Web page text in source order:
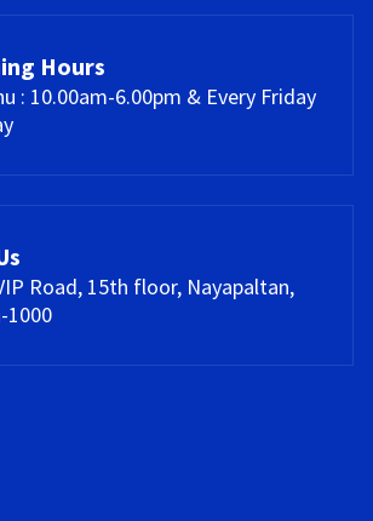
Hours
: 10.00am-6.00pm & Every Friday
Road, 15th floor, Nayapaltan,
1000